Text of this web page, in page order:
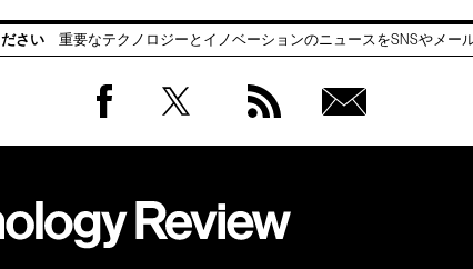
さい 重要なテクノロジーとイノベーションのニュースをSNSやメー
会員